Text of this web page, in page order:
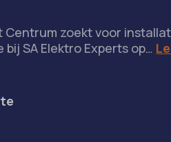
zoekt voor
SA Elektro Experts op…